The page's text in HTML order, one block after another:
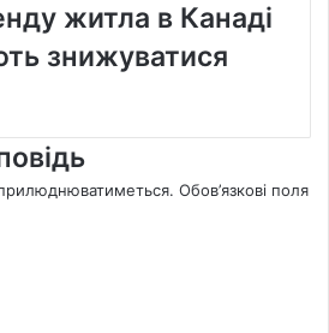
житла в Канаді
знижуватися
Обов’язкові поля